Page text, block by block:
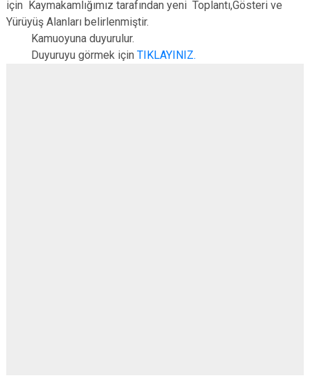
için Kaymakamlığımız tarafından yeni Toplantı,Gösteri ve
Yürüyüş Alanları belirlenmiştir.
Kamuoyuna duyurulur.
Duyuruyu görmek için TIKLAYINIZ.